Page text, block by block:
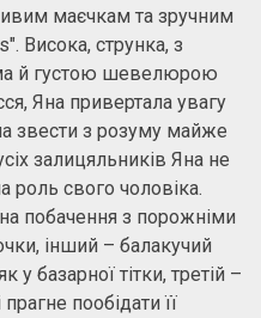
маєчкам та зручним
Висока, струнка, з
й густою шевелюрою
Яна привертала увагу
звести з розуму майже
залицяльників Яна не
роль свого чоловіка.
побачення з порожніми
інший – балакучий
у базарної тітки, третій –
пообідати її